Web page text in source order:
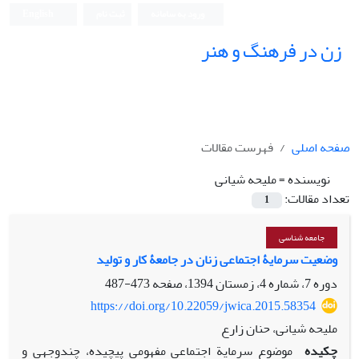
زن در فرهنگ و هنر
صفحه اصلی
فهرست مقالات
نویسنده =ملیحه شیانی
تعداد مقالات:
1
جامعه شناسی
وضعیت سرمایۀ اجتماعی زنان در جامعۀ کار و تولید
دوره 7، شماره 4، زمستان 1394، صفحه
473-487
https://doi.org/10.22059/jwica.2015.58354
ملیحه شیانی، حنان زارع
چکیده موضوع سرمایة اجتماعی مفهومی پیچیده، چند‌وجهی و